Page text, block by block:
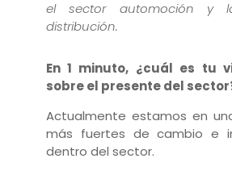
el sector automoción y
distribución.
En 1 minuto, ¿cuál es tu
sobre el presente del
Actualmente estamos en
más fuertes de cambio e
dentro del sector.